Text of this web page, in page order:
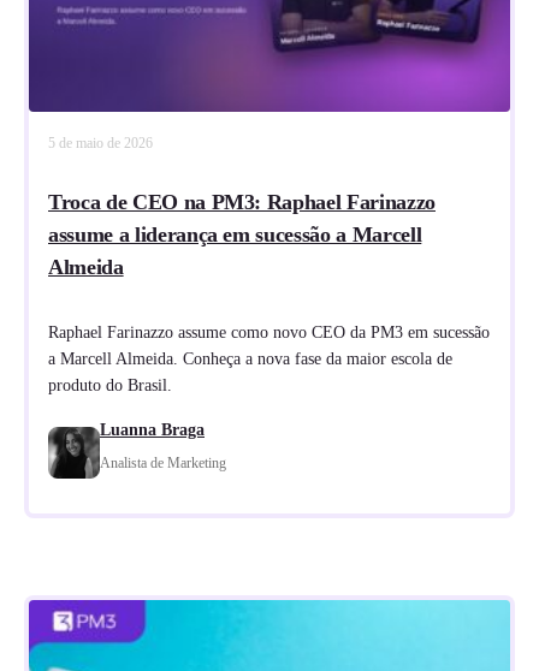
5 de maio de 2026
Troca de CEO na PM3: Raphael Farinazzo
assume a liderança em sucessão a Marcell
Almeida
Raphael Farinazzo assume como novo CEO da PM3 em sucessão
a Marcell Almeida. Conheça a nova fase da maior escola de
produto do Brasil.
Luanna Braga
Analista de Marketing